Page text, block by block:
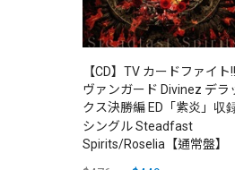
【CD】TV カードファイト!!
ヴァンガード Divinez デラ
クス決勝編 ED「紫炎」収
シングル Steadfast
Spirits/Roselia【通常盤】